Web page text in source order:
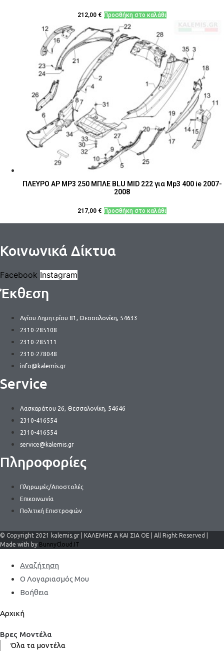
212,00 € Προσθήκη στο καλάθι
ΠΛΕΥΡΟ ΑΡ MP3 250 ΜΠΛΕ BLU MID 222 για Mp3 400 ie 2007-
2008
217,00 € Προσθήκη στο καλάθι
Κοινωνικά Δίκτυα
Facebook Instagram
Έκθεση
Αγίου Δημητρίου 81, Θεσσαλονίκη, 54633
2310-285108
2310-285111
2310-278048
info@kalemis.gr
Service
Λασκαράτου 26, Θεσσαλονίκη, 54646
2310-416554
2310-416554
service@kalemis.gr
Πληροφορίες
Πληρωμές/Αποστολές
Επικοινωνία
Πολιτική Επιστροφών
© Copyright 2021 kalemis.gr | ΚΑΛΕΜΗΣ Α ΚΑΙ ΣΙΑ ΟΕ | All Right Reserved |
Made with by BunnyCloud.IT
Αναζήτηση
Ο Λογαριασμός Μου
Βοήθεια
Αρχική
Βρες Μοντέλα
Όλα τα μοντέλα